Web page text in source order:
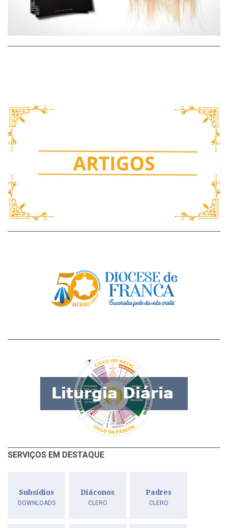
SERVIÇOS EM DESTAQUE
Subsídios
DOWNLOADS
Diáconos
CLERO
Padres
CLERO